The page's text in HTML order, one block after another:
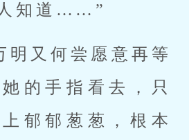
知道……”
明又何尝愿意再等
的手指看去，只
郁郁葱葱，根本